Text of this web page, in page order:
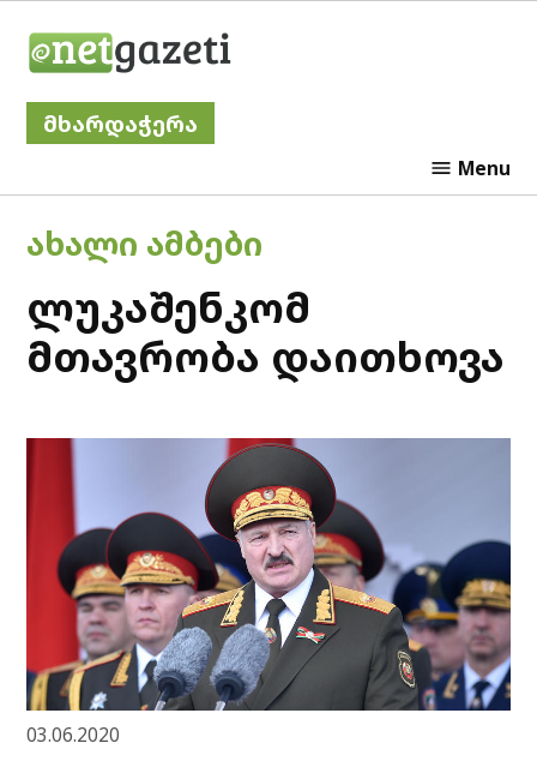
მხარდაჭერა
Menu
POSTED
ᲐᲮᲐᲚᲘ ᲐᲛᲑᲔᲑᲘ
ლუკაშენკომ
მთავრობა დაითხოვა
03.06.2020